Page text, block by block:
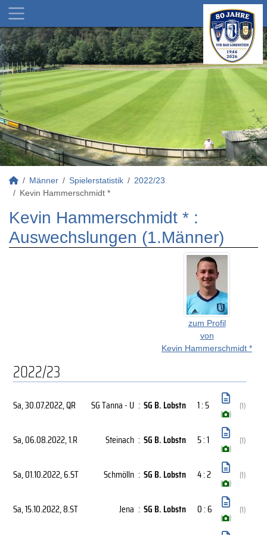
Männer Spielerstatistik
2022/23
Kevin Hammerschmidt *
Kevin Hammerschmidt * :
Auswechslungen (1.Männer)
zum Profil
von
Kevin Hammerschmidt *
2022/23
Sa, 30.07.2022, QR SG Tanna - U : SG B. Lobstn 1 : 5
( )
(1)
Sa, 06.08.2022, 1.R Steinach : SG B. Lobstn 5 : 1
( )
(1)
Sa, 01.10.2022, 6.ST Schmölln : SG B. Lobstn 4 : 2
( )
(1)
Sa, 15.10.2022, 8.ST Jena : SG B. Lobstn 0 : 6
( )
(1)